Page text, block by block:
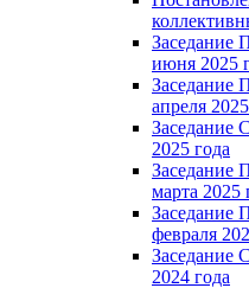
июня 2025
апреля
Заседание
2025 года
марта 2025
февраля
Заседание
2024 года